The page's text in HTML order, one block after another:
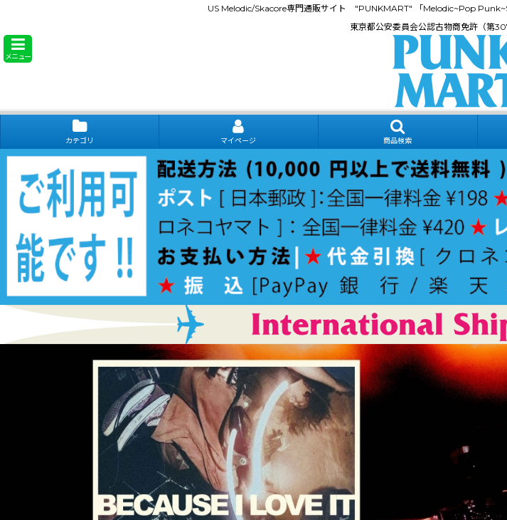
US Melodic/Skacore専門通販サイト "PUNKMART" 「Melodic~Pop
東京都公安委員会公認古物商免許（第
メニュー
カテゴリ マイページ 商品検索